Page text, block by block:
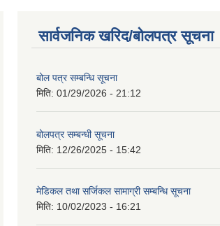
सार्वजनिक खरिद/बोलपत्र सूचना
बोल पत्र सम्बन्धि सूचना
मिति: 01/29/2026 - 21:12
बोलपत्र सम्बन्धी सूचना
मिति: 12/26/2025 - 15:42
मेडिकल तथा सर्जिकल सामाग्री सम्बन्धि सूचना
मिति: 10/02/2023 - 16:21